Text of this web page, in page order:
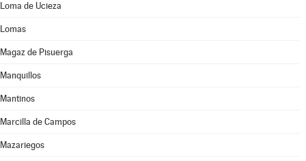
Loma de Ucieza
Lomas
Magaz de Pisuerga
Manquillos
Mantinos
Marcilla de Campos
Mazariegos